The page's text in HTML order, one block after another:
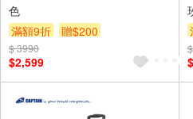
色
滿額9折
贈$200
$ 3990
$2,599